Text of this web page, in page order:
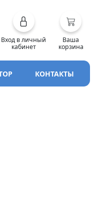
Вход в личный
кабинет
Ваша
корзина
КОНТАКТЫ